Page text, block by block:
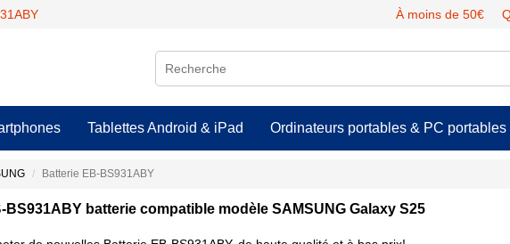
À moins de 50€
Tablettes Android & iPad Ordinateurs portables & PC portables
Batterie EB-BS931ABY
BS931ABY batterie compatible modèle SAMSUNG Galaxy S25